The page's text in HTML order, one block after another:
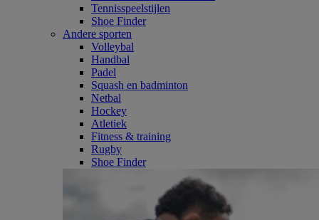
Tennisspeelstijlen
Shoe Finder
Andere sporten
Volleybal
Handbal
Padel
Squash en badminton
Netbal
Hockey
Atletiek
Fitness & training
Rugby
Shoe Finder